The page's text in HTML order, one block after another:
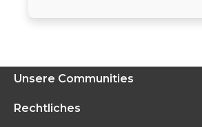
Unsere Communities
Rechtliches